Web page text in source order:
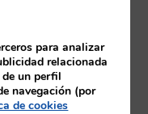
para analizar
relacionada
un perfil
navegación (por
de cookies